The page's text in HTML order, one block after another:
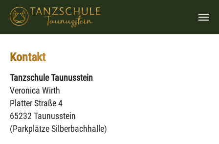
Kontakt
Tanzschule Taunusstein
Veronica Wirth
Platter Straße 4
65232 Taunusstein
(Parkplätze Silberbachhalle)